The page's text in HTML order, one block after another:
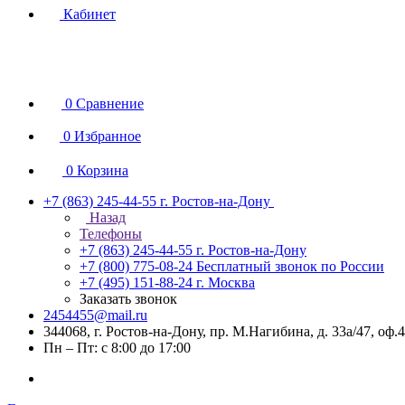
Кабинет
0 Сравнение
0 Избранное
0 Корзина
+7 (863) 245-44-55 г. Ростов-на-Дону
Назад
Телефоны
+7 (863) 245-44-55 г. Ростов-на-Дону
+7 (800) 775-08-24 Бесплатный звонок по России
+7 (495) 151-88-24 г. Москва
Заказать звонок
2454455@mail.ru
344068, г. Ростов-на-Дону, пр. М.Нагибина, д. 33а/47,
Пн – Пт: с 8:00 до 17:00